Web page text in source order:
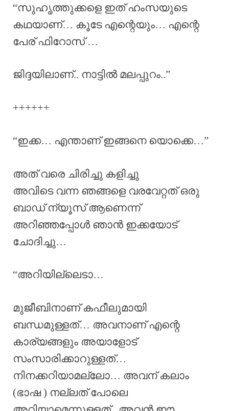
“സുഹൃത്തുക്കളെ ഇത് ഹംസയുടെ
കഥയാണ്… കൂടേ എന്റെയും… എന്റെ
പേര് ഫിറോസ് …
ജിദ്ദയിലാണ്.. നാട്ടിൽ മലപ്പുറം..”
++++++
“ഇക്ക… എന്താണ് ഇങ്ങനെ യൊക്കെ…”
അത് വരെ ചിരിച്ചു കളിച്ചു
അവിടെ വന്ന ഞങ്ങളെ വരവേറ്റത് ഒരു
ബാഡ് ന്യൂസ്‌ ആണെന്ന്
അറിഞ്ഞപ്പോൾ ഞാൻ ഇക്കയോട്
ചോദിച്ചു…
“അറിയില്ലെടാ…
മുജീബിനാണ് കഫീലുമായി
ബന്ധമുള്ളത്… അവനാണ് എന്റെ
കാര്യങ്ങളും അയാളോട്
സംസാരിക്കാറുള്ളത്…
നിനക്കറിയാമല്ലോ… അവന് കലാം
(ഭാഷ ) നല്ലത് പോലെ